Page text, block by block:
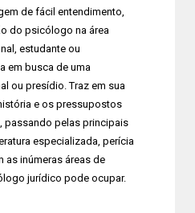
de fácil entendimento,
do psicólogo na área
estudante ou
em busca de uma
ou presídio. Traz em sua
e os pressupostos
passando pelas principais
especializada, perícia
as inúmeras áreas de
jurídico pode ocupar.